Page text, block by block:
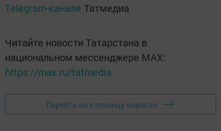
Telegram-канале Татмедиа
Читайте новости Татарстана в
национальном мессенджере MАХ:
https://max.ru/tatmedia
Перейти на страницу новости